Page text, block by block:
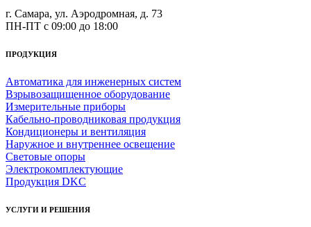
г. Самара, ул. Аэродромная, д. 73
ПН-ПТ с 09:00 до 18:00
ПРОДУКЦИЯ
Автоматика для инженерных систем
Взрывозащищенное оборудование
Измерительные приборы
Кабельно-проводниковая продукция
Кондиционеры и вентиляция
Наружное и внутреннее освещение
Световые опоры
Электрокомплектующие
Продукция DKC
УСЛУГИ И РЕШЕНИЯ